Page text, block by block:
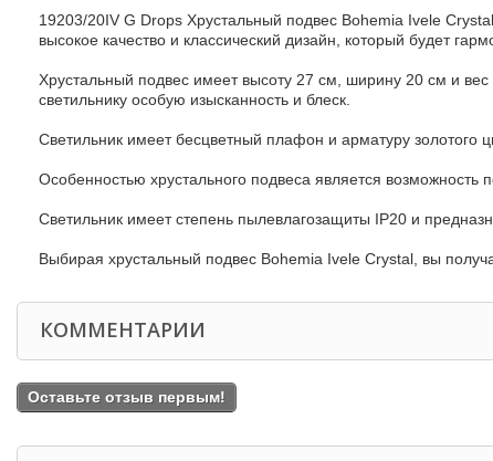
19203/20IV G Drops Хрустальный подвес Bohemia Ivele
высокое качество и классический дизайн, который будет
Хрустальный подвес имеет высоту 27 см, ширину 20 см и
светильнику особую изысканность и блеск.
Светильник имеет бесцветный плафон и арматуру золотого
Особенностью хрустального подвеса является возможность
Светильник имеет степень пылевлагозащиты IP20 и
Выбирая хрустальный подвес Bohemia Ivele Crystal, вы
КОММЕНТАРИИ
Оставьте отзыв первым!